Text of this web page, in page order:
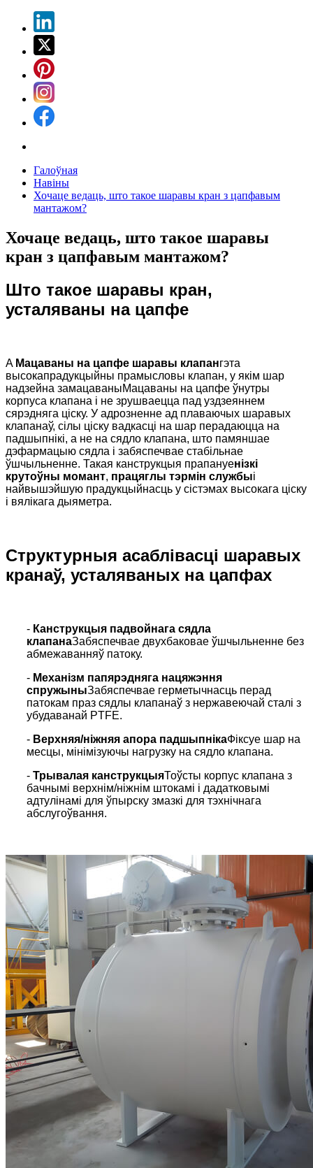
Галоўная
Навіны
Хочаце ведаць, што такое шаравы кран з цапфавым
мантажом?
Хочаце ведаць, што такое шаравы
кран з цапфавым мантажом?
Што такое шаравы кран,
усталяваны на цапфе
A Мацаваны на цапфе шаравы клапангэта
высокапрадукцыйны прамысловы клапан, у якім шар
надзейна замацаваныМацаваны на цапфе ўнутры
корпуса клапана і не зрушваецца пад уздзеяннем
сярэдняга ціску. У адрозненне ад плаваючых шаравых
клапанаў, сілы ціску вадкасці на шар перадаюцца на
падшыпнікі, а не на сядло клапана, што памяншае
дэфармацыю сядла і забяспечвае стабільнае
ўшчыльненне. Такая канструкцыя прапануенізкі
крутоўны момант, працяглы тэрмін службыі
найвышэйшую прадукцыйнасць у сістэмах высокага ціску
і вялікага дыяметра.
Структурныя асаблівасці шаравых
кранаў, усталяваных на цапфах
- Канструкцыя падвойнага сядла
клапанаЗабяспечвае двухбаковае ўшчыльненне без
абмежаванняў патоку.
- Механізм папярэдняга нацяжэння
спружыныЗабяспечвае герметычнасць перад
патокам праз сядлы клапанаў з нержавеючай сталі з
убудаванай PTFE.
- Верхняя/ніжняя апора падшыпнікаФіксуе шар на
месцы, мінімізуючы нагрузку на сядло клапана.
- Трывалая канструкцыяТоўсты корпус клапана з
бачнымі верхнім/ніжнім штокамі і дадатковымі
адтулінамі для ўпырску змазкі для тэхнічнага
абслугоўвання.